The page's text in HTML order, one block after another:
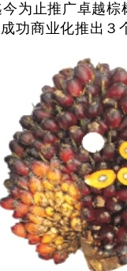
为止推广卓越
功商业化推出